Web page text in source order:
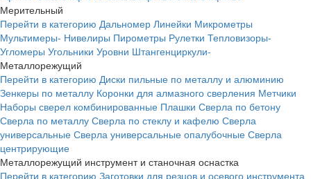
Мерительный
Перейти в категорию Дальномер Линейки Микрометры
Мультимеры- Нивелиры Пирометры Рулетки Тепловизоры-
Угломеры Угольники Уровни Штангенциркули-
Металлорежущий
Перейти в категорию Диски пильные по металлу и алюминию
Зенкеры по металлу Коронки для алмазного сверления Метчики
Наборы сверел комбинированные Плашки Сверла по бетону
Сверла по металлу Сверла по стеклу и кафелю Сверла
универсальные Сверла универсальные опалубочные Сверла
центрирующие
Металлорежущий инструмент и станочная оснастка
Перейти в категорию Заготовки для резцов и осевого инструмента